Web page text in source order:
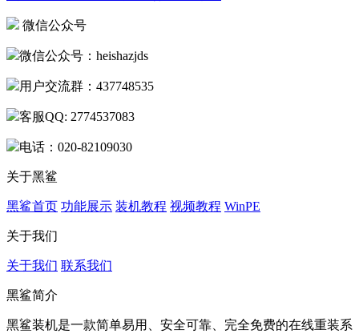
微信公众号
微信公众号：heishazjds
用户交流群：437748535
客服QQ: 2774537083
电话：020-82109030
关于黑鲨
黑鲨首页 功能展示 装机教程 视频教程 WinPE
关于我们
关于我们 联系我们
黑鲨简介
黑鲨装机是一款简单易用、安全可靠、完全免费的在线重装系